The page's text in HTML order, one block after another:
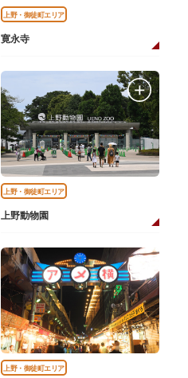
上野・御徒町エリア
寛永寺
上野・御徒町エリア
上野動物園
上野・御徒町エリア